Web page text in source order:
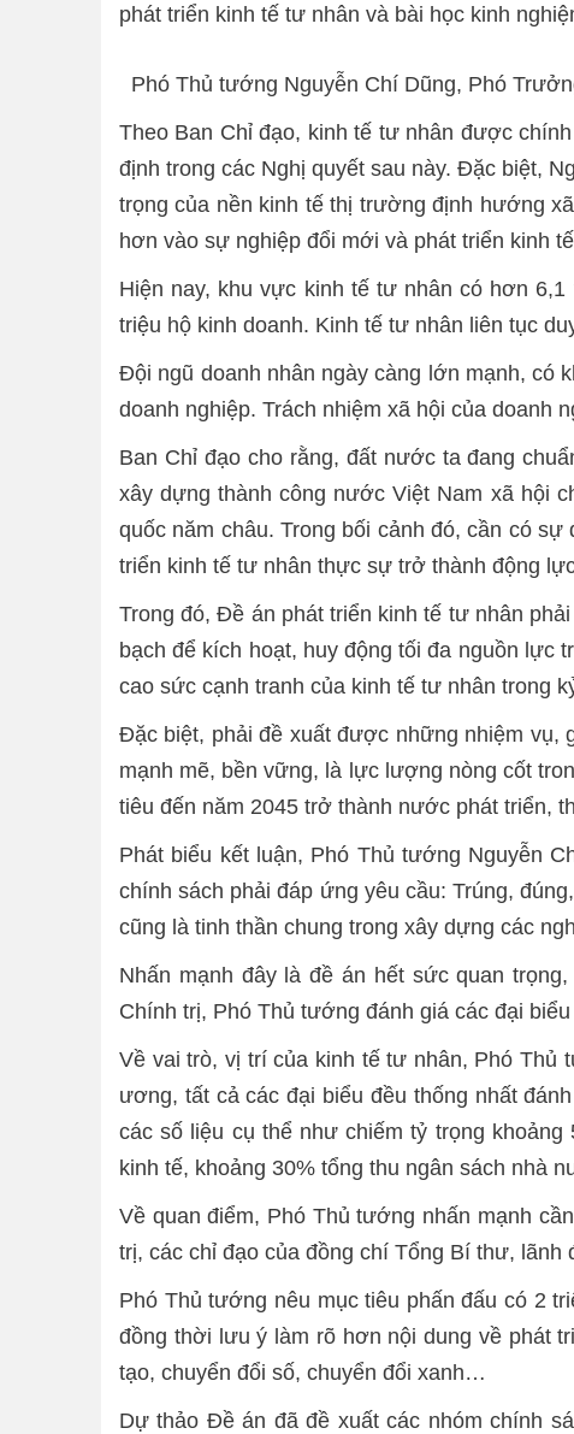
phát triển kinh tế tư nhân và bài học kinh
Phó Thủ tướng Nguyễn Chí Dũng, Phó
Theo Ban Chỉ đạo, kinh tế tư nhân được
định trong các Nghị quyết sau này. Đặc biệt,
trọng của nền kinh tế thị trường định hướng
hơn vào sự nghiệp đổi mới và phát triển kinh
Hiện nay, khu vực kinh tế tư nhân có hơn
triệu hộ kinh doanh. Kinh tế tư nhân liên tục
Đội ngũ doanh nhân ngày càng lớn mạnh, có
doanh nghiệp. Trách nhiệm xã hội của doanh
Ban Chỉ đạo cho rằng, đất nước ta đang
xây dựng thành công nước Việt Nam xã hội
quốc năm châu. Trong bối cảnh đó, cần có
triển kinh tế tư nhân thực sự trở thành động
Trong đó, Đề án phát triển kinh tế tư nhân
bạch để kích hoạt, huy động tối đa nguồn lực
cao sức cạnh tranh của kinh tế tư nhân trong
Đặc biệt, phải đề xuất được những nhiệm vụ,
mạnh mẽ, bền vững, là lực lượng nòng cốt
tiêu đến năm 2045 trở thành nước phát triển,
Phát biểu kết luận, Phó Thủ tướng Nguyễn
chính sách phải đáp ứng yêu cầu: Trúng,
cũng là tinh thần chung trong xây dựng các
Nhấn mạnh đây là đề án hết sức quan
Chính trị, Phó Thủ tướng đánh giá các đại
Về vai trò, vị trí của kinh tế tư nhân, Phó Thủ
ương, tất cả các đại biểu đều thống nhất
các số liệu cụ thể như chiếm tỷ trọng
kinh tế, khoảng 30% tổng thu ngân sách nhà
Về quan điểm, Phó Thủ tướng nhấn mạnh
trị, các chỉ đạo của đồng chí Tổng Bí thư,
Phó Thủ tướng nêu mục tiêu phấn đấu có 2
đồng thời lưu ý làm rõ hơn nội dung về phát
tạo, chuyển đổi số, chuyển đổi xanh…
Dự thảo Đề án đã đề xuất các nhóm chính